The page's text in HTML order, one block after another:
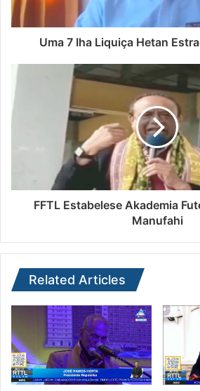
Uma 7 Iha Liquiça Hetan
FFTL Estabelese Akademia
Manufahi
Related Articles